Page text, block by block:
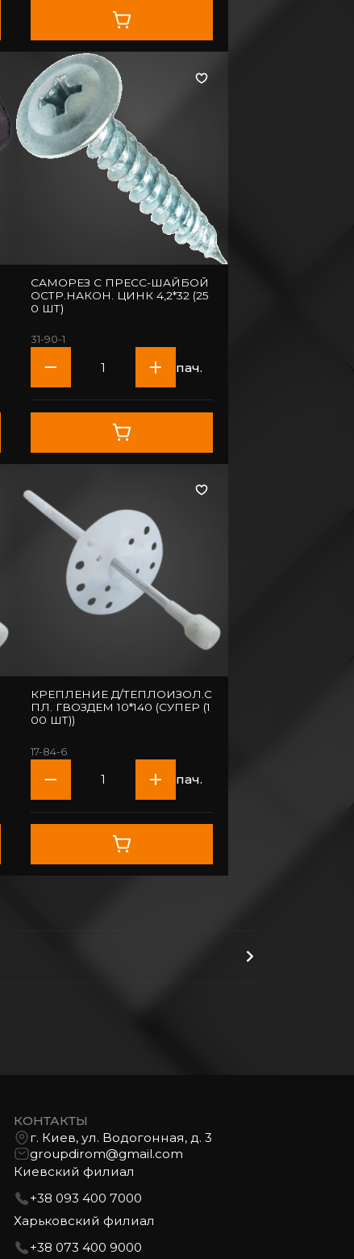
САМОРЕЗ С ПРЕСС-ШАЙБОЙ
ОСТР.НАКОН. ЦИНК 4,2*32 (25
0 ШТ)
31-90-1
пач.
КРЕПЛЕНИЕ Д/ТЕПЛОИЗОЛ.С
ПЛ. ГВОЗДЕМ 10*140 (СУПЕР (1
00 ШТ))
17-84-6
пач.
КОНТАКТЫ
г. Киев, ул. Водогонная, д. 3
groupdirom@gmail.com
Киевский филиал
+38 093 400 7000
Харьковский филиал
+38 073 400 9000